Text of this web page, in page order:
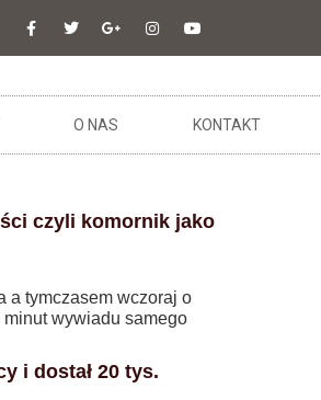
O NAS KONTAKT
czyli komornik jako
a tymczasem wczoraj o
minut wywiadu samego
i dostał 20 tys.